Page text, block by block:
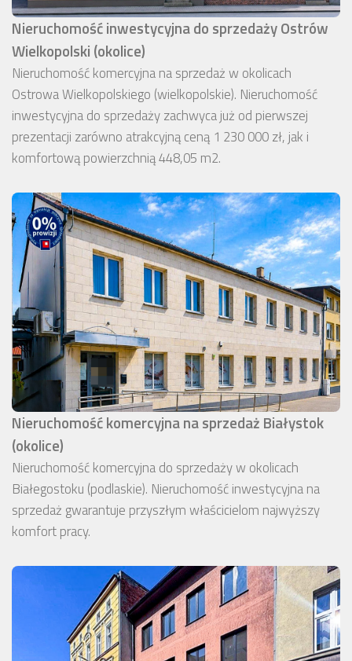
Nieruchomość inwestycyjna do sprzedaży Ostrów
Wielkopolski (okolice)
Nieruchomość komercyjna na sprzedaż w okolicach
Ostrowa Wielkopolskiego (wielkopolskie). Nieruchomość
inwestycyjna do sprzedaży zachwyca już od pierwszej
prezentacji zarówno atrakcyjną ceną 1 230 000 zł, jak i
komfortową powierzchnią 448,05 m2.
Nieruchomość komercyjna na sprzedaż Białystok
(okolice)
Nieruchomość komercyjna do sprzedaży w okolicach
Białegostoku (podlaskie). Nieruchomość inwestycyjna na
sprzedaż gwarantuje przyszłym właścicielom najwyższy
komfort pracy.